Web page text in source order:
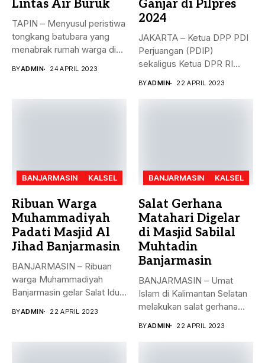
Lintas Air Buruk
TAPIN – Menyusul peristiwa
tongkang batubara yang
menabrak rumah warga di
BYADMIN 24 APRIL 2023
Ganjar di Pilpres
2024
JAKARTA – Ketua DPP PDI
Perjuangan (PDIP)
sekaligus Ketua DPR RI
BYADMIN 22 APRIL 2023
BANJARMASIN KALSEL
Ribuan Warga
Muhammadiyah
Padati Masjid Al
Jihad Banjarmasin
BANJARMASIN – Ribuan
warga Muhammadiyah
Banjarmasin gelar Salat Idul
BYADMIN 22 APRIL 2023
BANJARMASIN KALSEL
Salat Gerhana
Matahari Digelar
di Masjid Sabilal
Muhtadin
Banjarmasin
BANJARMASIN – Umat
Islam di Kalimantan Selatan
melakukan salat gerhana
BYADMIN 22 APRIL 2023